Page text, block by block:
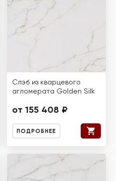
Слэб из кварцевого
агломерата Golden Silk
от 155 408 ₽
ПОДРОБНЕЕ